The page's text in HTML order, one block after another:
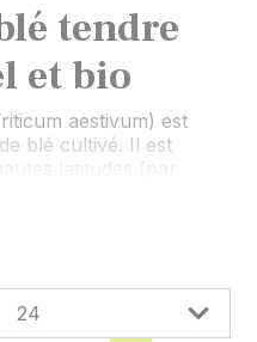
tendre
et bio
aestivum) est
blé cultivé. Il est
latitudes (par
panifiable utilisée
des bières